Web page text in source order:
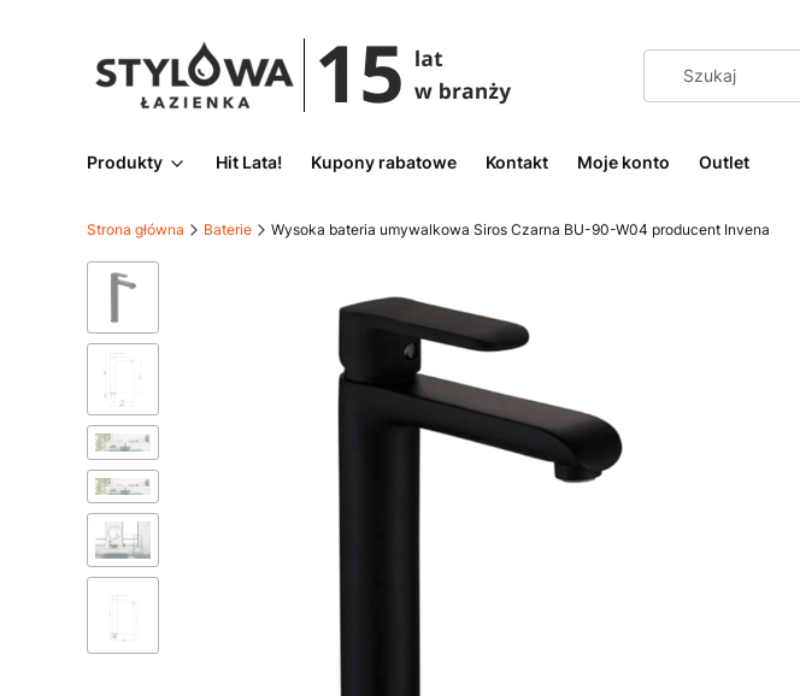
Produkty Hit Lata! Kupony rabatowe Kontakt Moje konto Outlet
Strona główna Baterie Wysoka bateria umywalkowa Siros Czarna BU-90-W04 producent Invena